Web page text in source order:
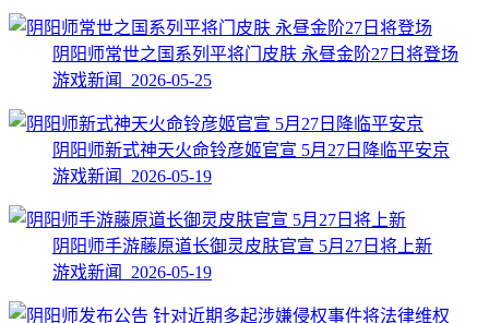
阴阳师常世之国系列平将门皮肤 永昼金阶27日将登场
游戏新闻 2026-05-25
阴阳师新式神天火命铃彦姬官宣 5月27日降临平安京
游戏新闻 2026-05-19
阴阳师手游藤原道长御灵皮肤官宣 5月27日将上新
游戏新闻 2026-05-19